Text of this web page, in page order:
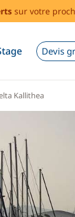
sur votre
Devis
Kallithea